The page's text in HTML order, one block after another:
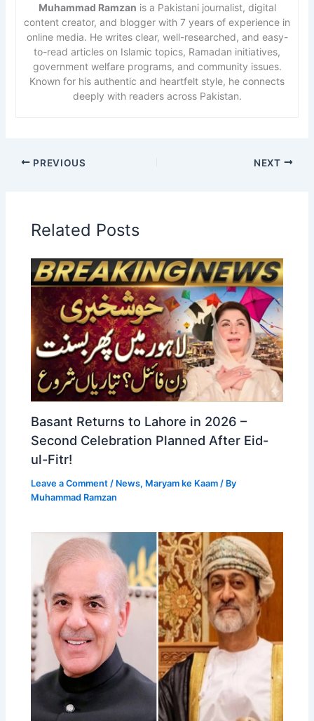
Muhammad Ramzan is a Pakistani journalist, digital
content creator, and blogger with 7 years of experience in
online media. He writes clear, well-researched, and easy-
to-read articles on Islamic topics, Ramadan initiatives,
government welfare programs, and community issues.
Known for his authentic and heartfelt style, he connects
deeply with readers across Pakistan.
PREVIOUS NEXT
Related Posts
Basant Returns to Lahore in 2026 –
Second Celebration Planned After Eid-
ul-Fitr!
Leave a Comment / News, Maryam ke Kaam / By
Muhammad Ramzan